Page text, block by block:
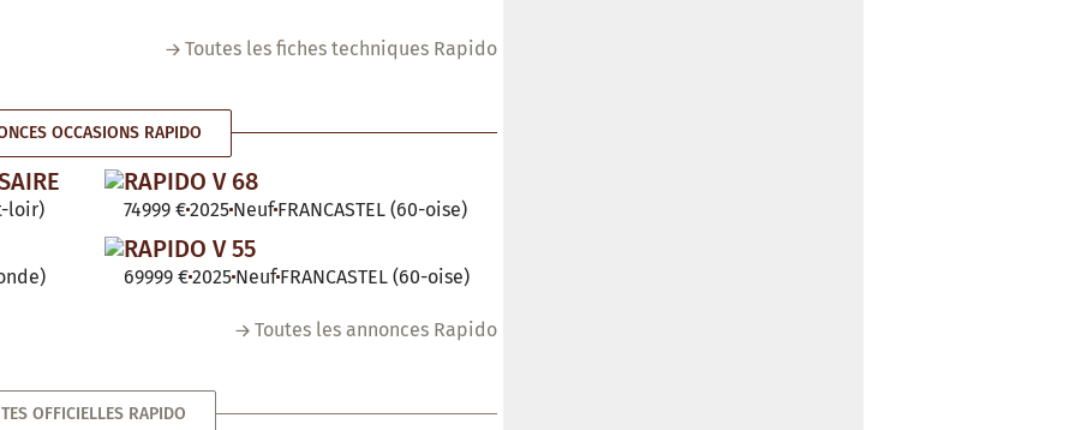
Toutes les fiches techniques Rapido
OCCASIONS RAPIDO
loir)
RAPIDO V 68
74999 €2025 Neuf FRANCASTEL (60-oise)
RAPIDO V 55
69999 €2025 Neuf FRANCASTEL (60-oise)
Toutes les annonces Rapido
OFFICIELLES RAPIDO